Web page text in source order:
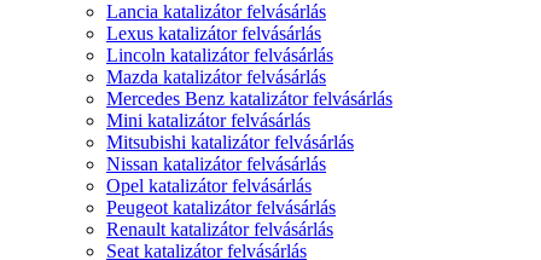
Lancia katalizátor felvásárlás
Lexus katalizátor felvásárlás
Lincoln katalizátor felvásárlás
Mazda katalizátor felvásárlás
Mercedes Benz katalizátor felvásárlás
Mini katalizátor felvásárlás
Mitsubishi katalizátor felvásárlás
Nissan katalizátor felvásárlás
Opel katalizátor felvásárlás
Peugeot katalizátor felvásárlás
Renault katalizátor felvásárlás
Seat katalizátor felvásárlás